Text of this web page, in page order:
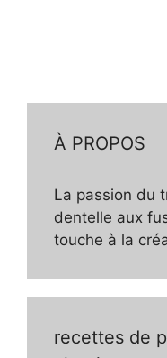
À PROPOS
La passion du
dentelle aux
touche à la
recettes de